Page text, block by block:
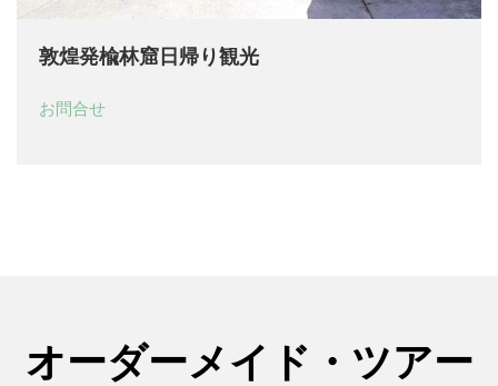
敦煌発楡林窟日帰り観光
お問合せ
オーダーメイド・ツアー